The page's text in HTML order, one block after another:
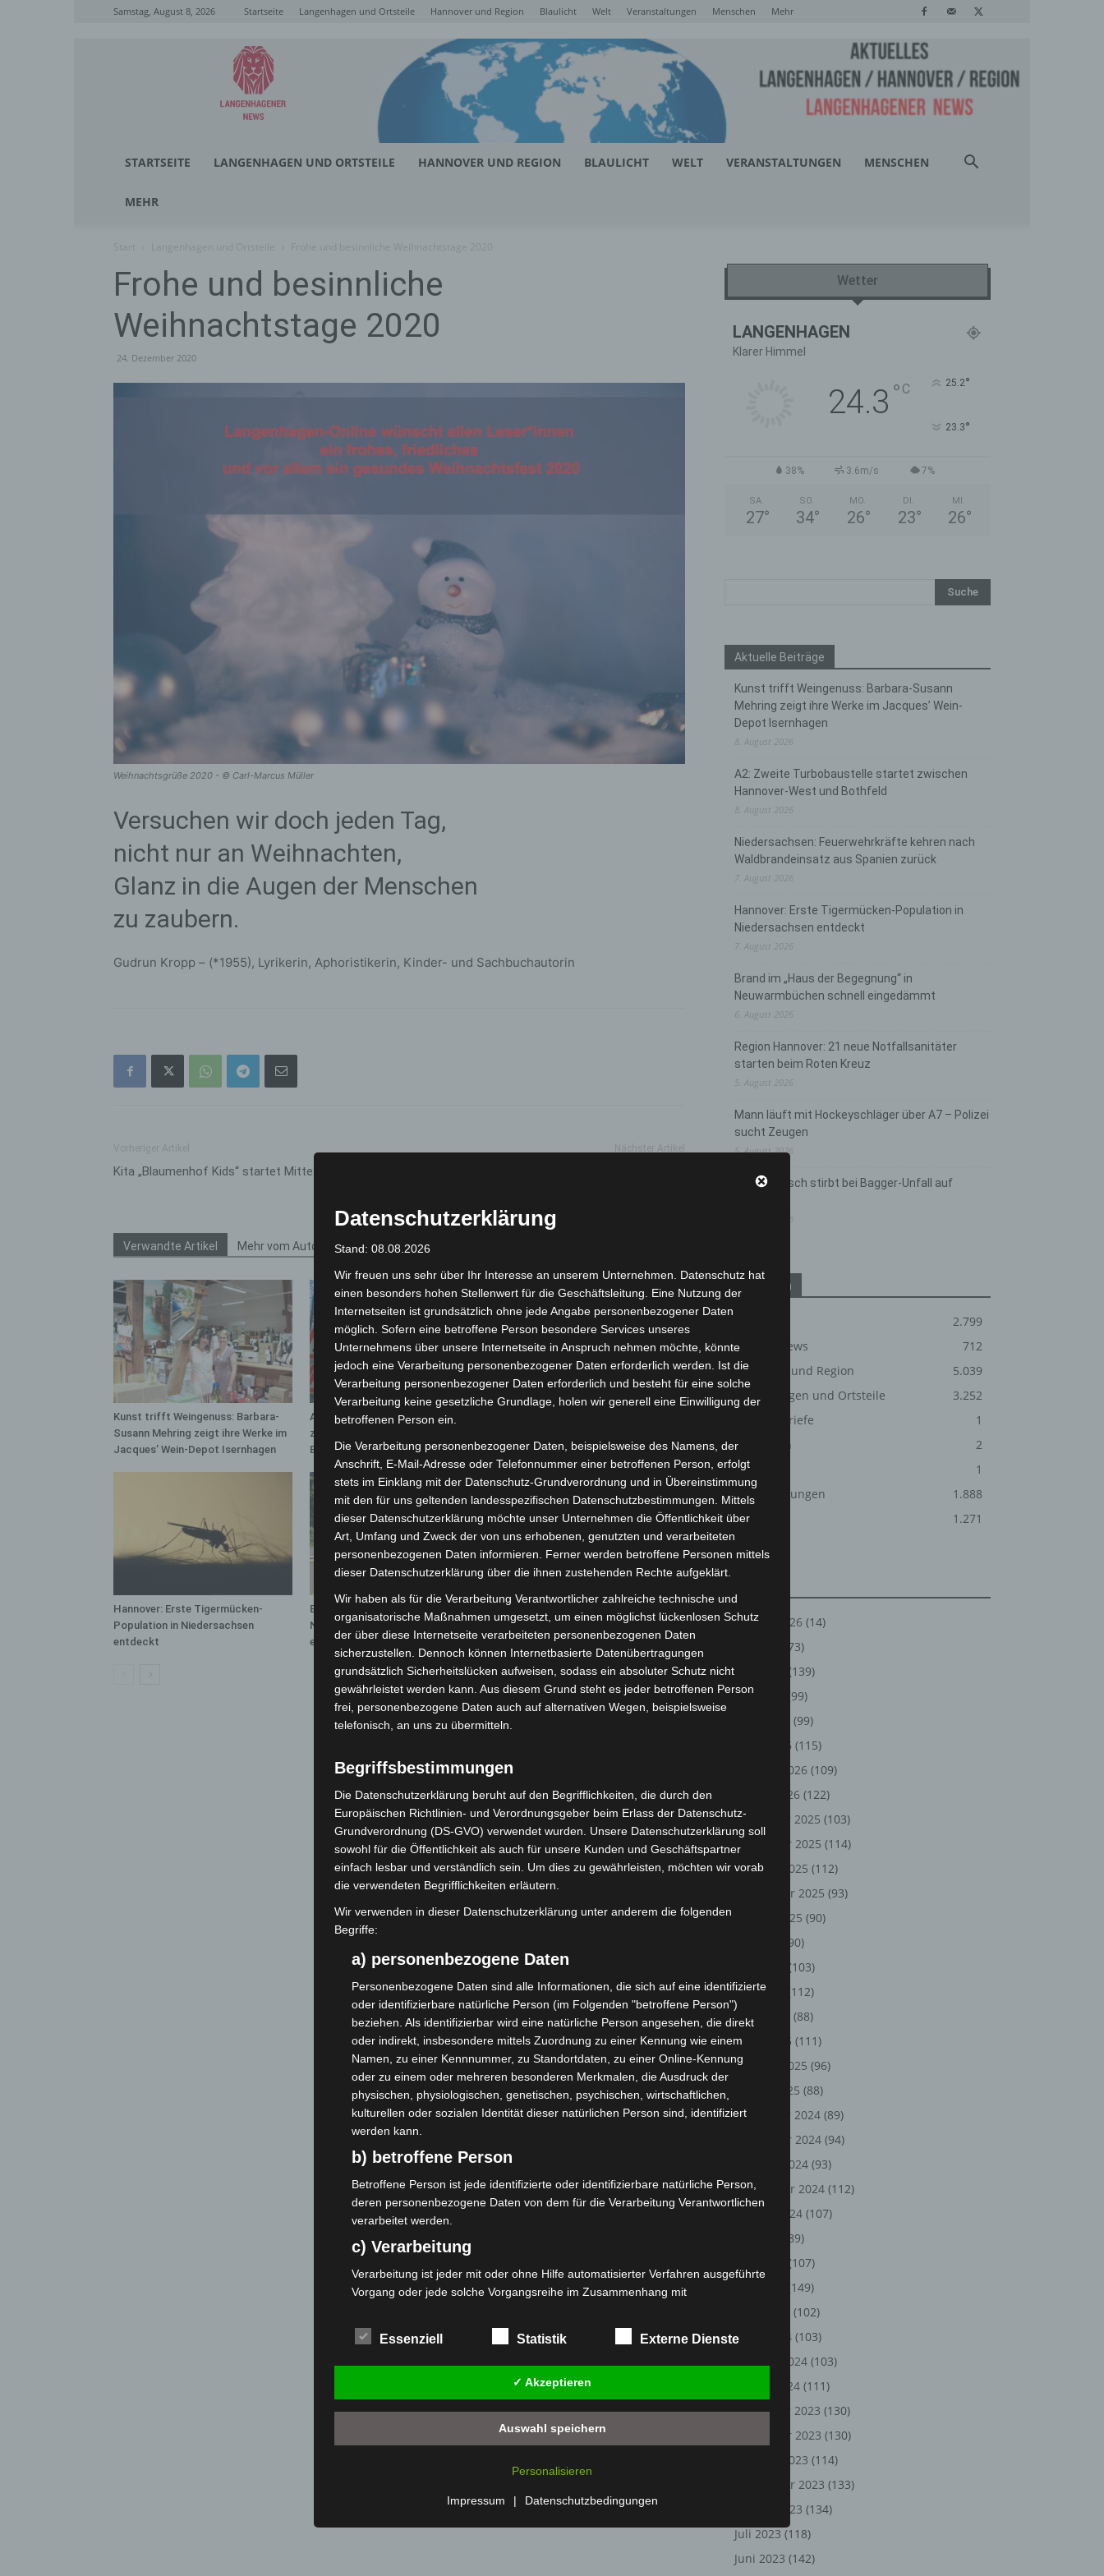
Samstag, August 8, 2026 Startseite Langenhagen und Ortsteile Hannover und Region Blaulicht Welt Veranstaltungen Menschen Mehr
Langenhagener
News
STARTSEITE LANGENHAGEN UND ORTSTEILE HANNOVER UND REGION BLAULICHT WELT VERANSTALTUNGEN MENSCHEN
MEHR
Frohe und besinnliche
Weihnachtstage 2020
24. Dezember 2020
Weihnachtsgrüße 2020 - © Carl-Marcus Müller
Versuchen wir doch jeden Tag,
nicht nur an Weihnachten,
Glanz in die Augen der Menschen
zu zaubern.
Gudrun Kropp – (*1955), Lyrikerin, Aphoristikerin, Kinder- und Sachbuchautorin
Kita „Blaumenhof Kids“ startet Mitte Februar
Verwandte Artikel Mehr vom Autor
Kunst trifft Weingenuss: Barbara-
Susann Mehring zeigt ihre Werke im
Jacques’ Wein-Depot Isernhagen
A2: Zweite Turbobaustelle startet
zwischen Hannover-West und
Bothfeld
Spanien zurück
Hannover: Erste Tigermücken-
Population in Niedersachsen
entdeckt
Brand im „Haus der Begegnung“ in
Neuwarmbüchen schnell
eingedämmt
Region Hannover: 21 neue
Notfallsanitäter starten beim Roten
Kreuz
Wetter
LANGENHAGEN
Klarer Himmel
24.3 ° C 25.2°
23.3°
38% 3.6m/s 7%
SA.
27°
SO.
34°
MO.
26°
DI.
23°
MI.
26°
Aktuelle Beiträge
Kunst trifft Weingenuss: Barbara-Susann
Mehring zeigt ihre Werke im Jacques’ Wein-
Depot Isernhagen
8. August 2026
A2: Zweite Turbobaustelle startet zwischen
Hannover-West und Bothfeld
8. August 2026
Niedersachsen: Feuerwehrkräfte kehren nach
Waldbrandeinsatz aus Spanien zurück
7. August 2026
Hannover: Erste Tigermücken-Population in
Niedersachsen entdeckt
7. August 2026
Brand im „Haus der Begegnung“ in
Neuwarmbüchen schnell eingedämmt
6. August 2026
Region Hannover: 21 neue Notfallsanitäter
starten beim Roten Kreuz
5. August 2026
Mann läuft mit Hockeyschläger über A7 – Polizei
sucht Zeugen
5. August 2026
Celle: Mensch stirbt bei Bagger-Unfall auf
Kategorien
2.799
Corona-News
712
Hannover und Region
5.039
Langenhagen und Ortsteile
3.252
Leserbriefe
1
Menschen
2
Über uns
1
Veranstaltungen
1.888
Welt
1.271
August 2026 (14)
(73)
(139)
Mai 2026
(99)
(99)
März 2026 (115)
Februar 2026 (109)
Januar 2026 (122)
Dezember 2025 (103)
November 2025 (114)
Oktober 2025 (112)
September 2025 (93)
August 2025 (90)
(90)
(103)
Mai 2025
(112)
April 2025
(88)
März 2025 (111)
Februar 2025 (96)
Januar 2025 (88)
Dezember 2024 (89)
November 2024 (94)
Oktober 2024 (93)
September 2024 (112)
August 2024 (107)
(89)
(107)
(149)
(102)
März 2024 (103)
Februar 2024 (103)
Januar 2024 (111)
Dezember 2023 (130)
November 2023 (130)
Oktober 2023 (114)
September 2023 (133)
August 2023 (134)
Juli 2023 (118)
Juni 2023 (142)
Datenschutzerklärung
Stand: 08.08.2026
Wir freuen uns sehr über Ihr Interesse an unserem Unternehmen. Datenschutz hat
einen besonders hohen Stellenwert für die Geschäftsleitung. Eine Nutzung der
Internetseiten ist grundsätzlich ohne jede Angabe personenbezogener Daten
möglich. Sofern eine betroffene Person besondere Services unseres
Unternehmens über unsere Internetseite in Anspruch nehmen möchte, könnte
jedoch eine Verarbeitung personenbezogener Daten erforderlich werden. Ist die
Verarbeitung personenbezogener Daten erforderlich und besteht für eine solche
Verarbeitung keine gesetzliche Grundlage, holen wir generell eine Einwilligung der
betroffenen Person ein.
Die Verarbeitung personenbezogener Daten, beispielsweise des Namens, der
Anschrift, E-Mail-Adresse oder Telefonnummer einer betroffenen Person, erfolgt
stets im Einklang mit der Datenschutz-Grundverordnung und in Übereinstimmung
mit den für uns geltenden landesspezifischen Datenschutzbestimmungen. Mittels
dieser Datenschutzerklärung möchte unser Unternehmen die Öffentlichkeit über
Art, Umfang und Zweck der von uns erhobenen, genutzten und verarbeiteten
personenbezogenen Daten informieren. Ferner werden betroffene Personen mittels
dieser Datenschutzerklärung über die ihnen zustehenden Rechte aufgeklärt.
Wir haben als für die Verarbeitung Verantwortlicher zahlreiche technische und
organisatorische Maßnahmen umgesetzt, um einen möglichst lückenlosen Schutz
der über diese Internetseite verarbeiteten personenbezogenen Daten
sicherzustellen. Dennoch können Internetbasierte Datenübertragungen
grundsätzlich Sicherheitslücken aufweisen, sodass ein absoluter Schutz nicht
gewährleistet werden kann. Aus diesem Grund steht es jeder betroffenen Person
frei, personenbezogene Daten auch auf alternativen Wegen, beispielsweise
telefonisch, an uns zu übermitteln.
Begriffsbestimmungen
Die Datenschutzerklärung beruht auf den Begrifflichkeiten, die durch den
Europäischen Richtlinien- und Verordnungsgeber beim Erlass der Datenschutz-
Grundverordnung (DS-GVO) verwendet wurden. Unsere Datenschutzerklärung soll
sowohl für die Öffentlichkeit als auch für unsere Kunden und Geschäftspartner
einfach lesbar und verständlich sein. Um dies zu gewährleisten, möchten wir vorab
die verwendeten Begrifflichkeiten erläutern.
Wir verwenden in dieser Datenschutzerklärung unter anderem die folgenden
Begriffe:
a) personenbezogene Daten
Personenbezogene Daten sind alle Informationen, die sich auf eine identifizierte
oder identifizierbare natürliche Person (im Folgenden "betroffene Person")
beziehen. Als identifizierbar wird eine natürliche Person angesehen, die direkt
oder indirekt, insbesondere mittels Zuordnung zu einer Kennung wie einem
Namen, zu einer Kennnummer, zu Standortdaten, zu einer Online-Kennung
oder zu einem oder mehreren besonderen Merkmalen, die Ausdruck der
physischen, physiologischen, genetischen, psychischen, wirtschaftlichen,
kulturellen oder sozialen Identität dieser natürlichen Person sind, identifiziert
werden kann.
b) betroffene Person
Betroffene Person ist jede identifizierte oder identifizierbare natürliche Person,
deren personenbezogene Daten von dem für die Verarbeitung Verantwortlichen
verarbeitet werden.
c) Verarbeitung
Verarbeitung ist jeder mit oder ohne Hilfe automatisierter Verfahren ausgeführte
Vorgang oder jede solche Vorgangsreihe im Zusammenhang mit
das Ordnen, die Speicherung, die Anpassung oder Veränderung, das Auslesen,
das Abfragen, die Verwendung, die Offenlegung durch Übermittlung, Verbreitung
oder eine andere Form der Bereitstellung, den Abgleich oder die Verknüpfung,
die Einschränkung, das Löschen oder die Vernichtung.
d) Einschränkung der Verarbeitung
Einschränkung der Verarbeitung ist die Markierung gespeicherter
Profiling ist jede Art der automatisierten Verarbeitung personenbezogener
Daten, die darin besteht, dass diese personenbezogenen Daten verwendet
werden, um bestimmte persönliche Aspekte, die sich auf eine natürliche Person
Essenziell Statistik Externe Dienste
✓ Akzeptieren
Auswahl speichern
Personalisieren
Impressum | Datenschutzbedingungen